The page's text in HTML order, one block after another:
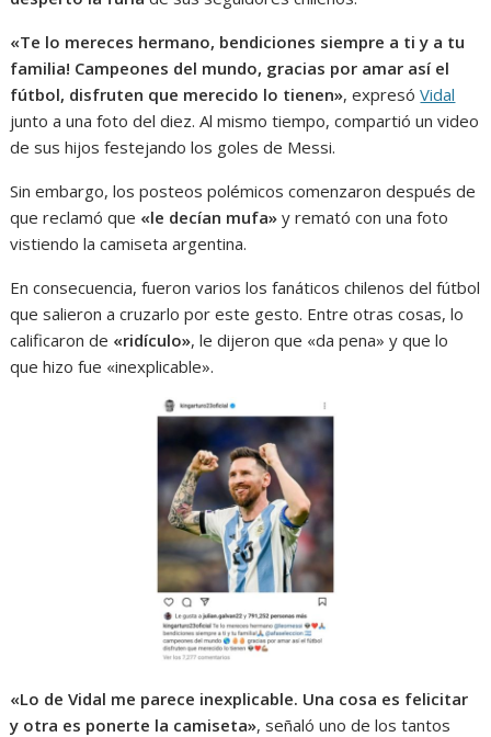
«Te lo mereces hermano, bendiciones siempre a ti y a tu
familia! Campeones del mundo, gracias por amar así el
fútbol, disfruten que merecido lo tienen», expresóVidal
junto a una foto del diez. Al mismo tiempo, compartió un video
de sus hijos festejando los goles de Messi.
Sin embargo, los posteos polémicos comenzaron después de
que reclamó que «le decían mufa» y remató con una foto
vistiendo la camiseta argentina.
En consecuencia, fueron varios los fanáticos chilenos del fútbol
que salieron a cruzarlo por este gesto. Entre otras cosas, lo
calificaron de «ridículo», le dijeron que «da pena» y que lo
que hizo fue «inexplicable».
«Lo de Vidal me parece inexplicable. Una cosa es felicitar
y otra es ponerte la camiseta», señaló uno de los tantos